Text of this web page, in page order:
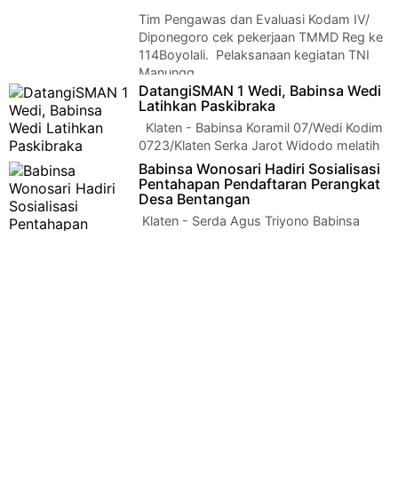
Tim Pengawas dan Evaluasi Kodam IV/
Diponegoro cek pekerjaan TMMD Reg ke
114Boyolali. Pelaksanaan kegiatan TNI
Manungg…
DatangiSMAN 1 Wedi, Babinsa Wedi
Latihkan Paskibraka
Klaten - Babinsa Koramil 07/Wedi Kodim
0723/Klaten Serka Jarot Widodo melatih
calon Pasukan Pengibar Bendera …Babinsa Wonosari Hadiri Sosialisasi
Pentahapan Pendaftaran Perangkat
Desa Bentangan
Klaten - Serda Agus Triyono Babinsa